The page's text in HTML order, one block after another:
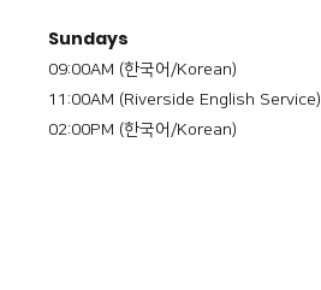
Sundays
09:00AM (한국어/Korean)
11:00AM (Riverside English Service)
02:00PM (한국어/Korean)